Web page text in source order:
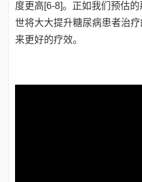
度更高[6-8]。正如我们预估
世将大大提升糖尿病患者治
来更好的疗效。